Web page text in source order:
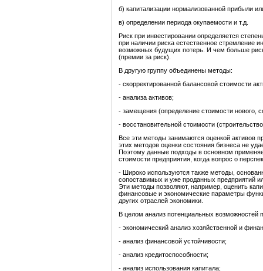
б) капитализации нормализованной прибыли
в) определении периода окупаемости и т.д.
Риск при инвестировании определяется
при наличии риска естественное стремление
возможных будущих потерь. И чем больше
(премии за риск).
В другую группу объединены методы:
- скорректированной балансовой стоимости
- анализа активов;
- замещения (определение стоимости нового,
- восстановительной стоимости
Все эти методы занимаются оценкой активов
этих методов оценки состояния бизнеса не
Поэтому данные подходы в основном
стоимости предприятия, когда вопрос о
- Широко используются также методы,
сопоставимых и уже проданных предприятий
Эти методы позволяют, например, оценить
финансовые и экономические параметры
других отраслей экономики.
В целом анализ потенциальных
- экономический анализ хозяйственной и
- анализ финансовой устойчивости;
- анализ кредитоспособности;
- анализ использования капитала;